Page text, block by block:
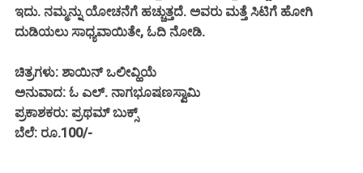
ಇದು. ನಮ್ಮನ್ನು ಯೋಚನೆಗೆ ಹಚ್ಚುತ್ತದೆ. ಅವರು ಮತ್ತೆ ಸಿಟಿಗೆ ಹೋಗಿ
ದುಡಿಯಲು ಸಾಧ್ಯವಾಯಿತೇ, ಓದಿ ನೋಡಿ.
ಚಿತ್ರಗಳು: ಶಾಯಿನ್ ಒಲೀವ್ಹಿಯೆ
ಅನುವಾದ: ಓ ಎಲ್. ನಾಗಭೂಷಣಸ್ವಾಮಿ
ಪ್ರಕಾಶಕರು: ಪ್ರಥಮ್ ಬುಕ್ಸ್
ಬೆಲೆ: ರೂ.100/-